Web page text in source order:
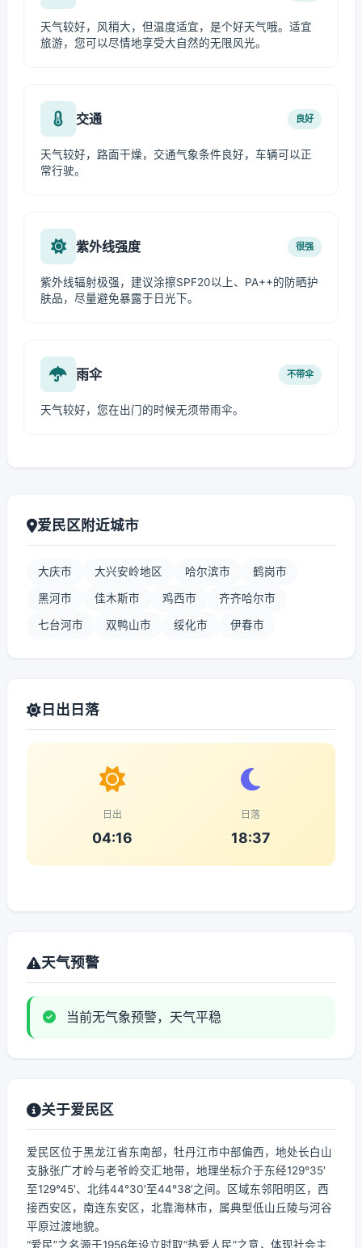
天气较好，风稍大，但温度适宜，是个好天气哦。适宜
旅游，您可以尽情地享受大自然的无限风光。
交通 良好
天气较好，路面干燥，交通气象条件良好，车辆可以正
常行驶。
紫外线强度 很强
紫外线辐射极强，建议涂擦SPF20以上、PA++的防晒护
肤品，尽量避免暴露于日光下。
雨伞 不带伞
天气较好，您在出门的时候无须带雨伞。
爱民区附近城市
大庆市 大兴安岭地区 哈尔滨市 鹤岗市
黑河市 佳木斯市 鸡西市 齐齐哈尔市
七台河市 双鸭山市 绥化市 伊春市
日出日落
日出
04:16
日落
18:37
天气预警
当前无气象预警，天气平稳
关于爱民区
爱民区位于黑龙江省东南部，牡丹江市中部偏西，地处长白山
支脉张广才岭与老爷岭交汇地带，地理坐标介于东经129°35′
至129°45′、北纬44°30′至44°38′之间。区域东邻阳明区，西
接西安区，南连东安区，北靠海林市，属典型低山丘陵与河谷
平原过渡地貌。
“爱民”之名源于1956年设立时取“热爱人民”之意，体现社会主